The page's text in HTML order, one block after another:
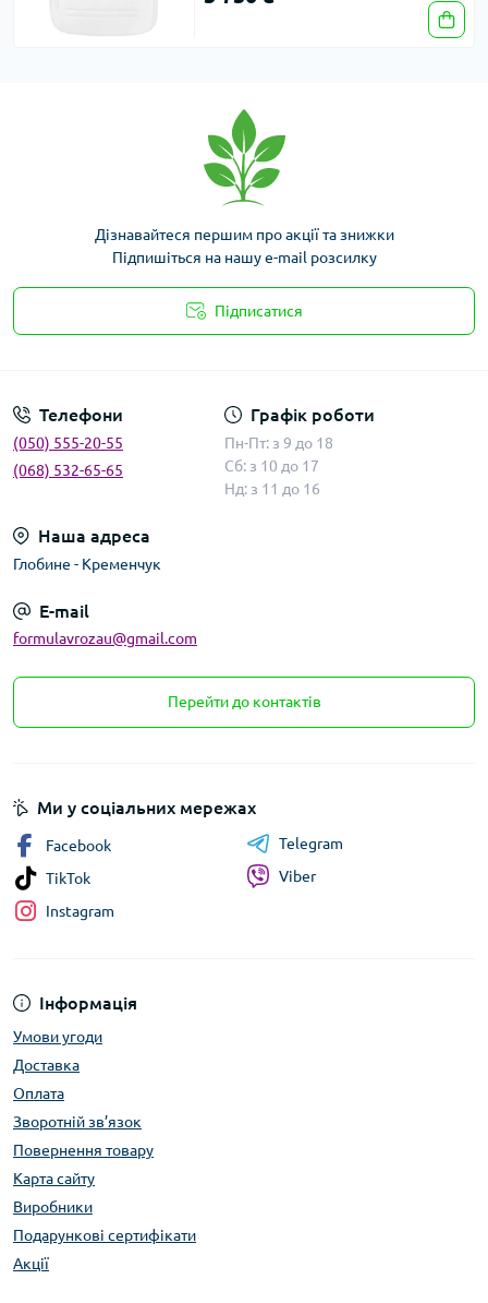
Дізнавайтеся першим про акції та знижки
Підпишіться на нашу e-mail розсилку
Підписатися
Телефони
(050) 555-20-55
(068) 532-65-65
Графік роботи
Пн-Пт: з 9 до 18
Сб: з 10 до 17
Нд: з 11 до 16
Наша адреса
Глобине - Кременчук
E-mail
formulavrozau@gmail.com
Перейти до контактів
Інформація
Умови угоди
Доставка
Оплата
Зворотній зв’язок
Повернення товару
Карта сайту
Виробники
Подарункові сертифікати
Акції
Ми у соціальних мережах
Facebook
TikTok
Instagram
Telegram
Viber